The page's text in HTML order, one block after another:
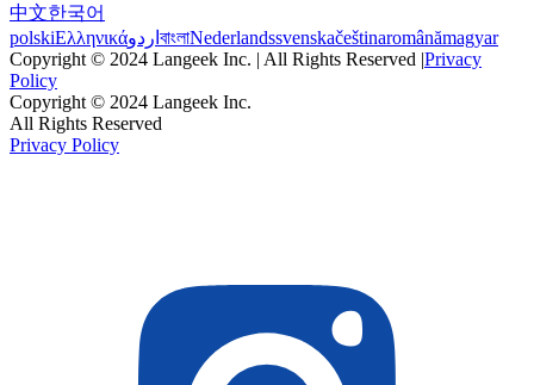
中文한국어
polskiΕλληνικάاردو বাংলাNederlandssvenskačeštinaromânămagyar
Copyright © 2024 Langeek Inc. | All Rights Reserved |Privacy
Policy
Copyright © 2024 Langeek Inc.
All Rights Reserved
Privacy Policy